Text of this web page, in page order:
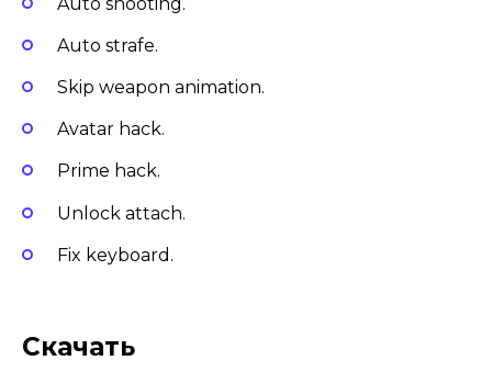
Auto strafe.
Skip weapon animation.
Avatar hack.
Prime hack.
Unlock attach.
Fix keyboard.
Скачать